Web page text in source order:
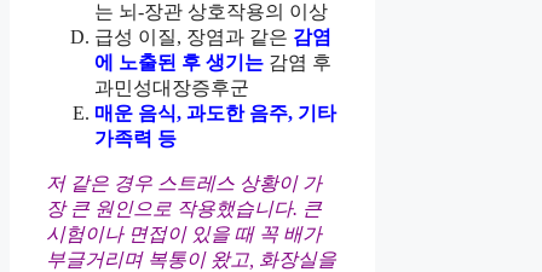
는 뇌-장관 상호작용의 이상
급성 이질, 장염과 같은 감염
에 노출된 후 생기는 감염 후
과민성대장증후군
매운 음식, 과도한 음주, 기타
가족력 등
저 같은 경우 스트레스 상황이 가
장 큰 원인으로 작용했습니다. 큰
시험이나 면접이 있을 때 꼭 배가
부글거리며 복통이 왔고, 화장실을